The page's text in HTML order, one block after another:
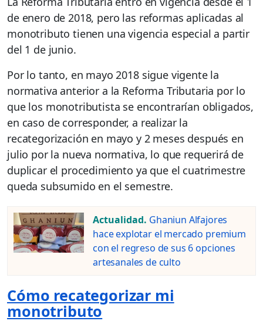
de enero de 2018, pero las reformas aplicadas al
monotributo tienen una vigencia especial a partir
del 1 de junio.
Por lo tanto, en mayo 2018 sigue vigente la
normativa anterior a la Reforma Tributaria por lo
que los monotributista se encontrarían obligados,
en caso de corresponder, a realizar la
recategorización en mayo y 2 meses después en
julio por la nueva normativa, lo que requerirá de
duplicar el procedimiento ya que el cuatrimestre
queda subsumido en el semestre.
Actualidad. Ghaniun Alfajores
hace explotar el mercado premium
con el regreso de sus 6 opciones
artesanales de culto
Cómo recategorizar mi
monotributo